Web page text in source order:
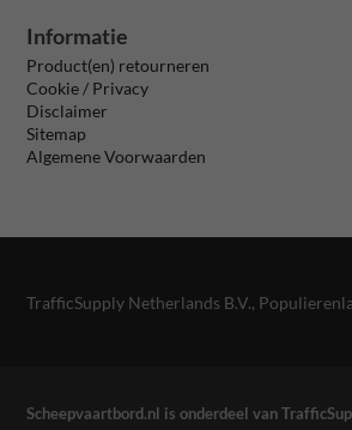
Informatie
Product(en) retourneren
Cookie / Privacy
Disclaimer
Sitemap
Algemene Voorwaarden
TrafficSupply Netherlands B.V.,
Scheepvaartbord.nl is onderdeel van